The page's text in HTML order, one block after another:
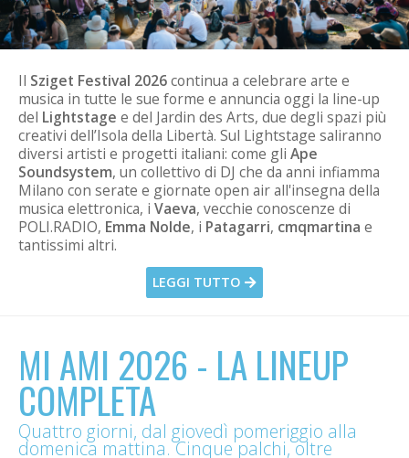
Il Sziget Festival 2026continua a celebrare arte e
musica in tutte le sue forme e annuncia oggi la line-up
del Lightstage e del Jardin des Arts, due degli spazi più
creativi dell’Isola della Libertà. Sul Lightstage saliranno
diversi artisti e progetti italiani: come gli Ape
Soundsystem, un collettivo di DJ che da anni infiamma
Milano con serate e giornate open air all'insegna della
musica elettronica, i Vaeva, vecchie conoscenze di
POLI.RADIO, Emma Nolde, i Patagarri, cmqmartina e
tantissimi altri.
LEGGI TUTTO
MI AMI 2026 - LA LINEUP
COMPLETA
Quattro giorni, dal giovedì pomeriggio alla
domenica mattina. Cinque palchi, oltre